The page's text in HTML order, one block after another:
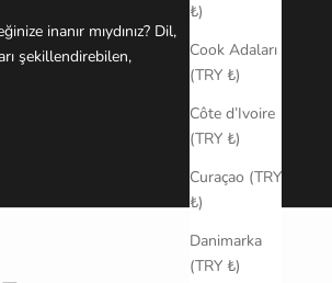
₺)
Cook Adaları
(TRY ₺)
Côte d’Ivoire
(TRY ₺)
Curaçao (TRY
₺)
Danimarka
(TRY ₺)
inanır mıydınız? Dil,
şekillendirebilen,